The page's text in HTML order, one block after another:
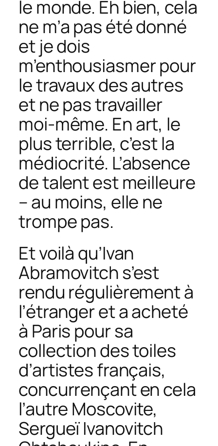
le monde. Eh bien, cela
ne m’a pas été donné
et je dois
m’enthousiasmer pour
le travaux des autres
et ne pas travailler
moi-même. En art, le
plus terrible, c’est la
médiocrité. L’absence
de talent est meilleure
– au moins, elle ne
trompe pas.
Et voilà qu’Ivan
Abramovitch s’est
rendu régulièrement à
l’étranger et a acheté
à Paris pour sa
collection des toiles
d’artistes français,
concurrençant en cela
l’autre Moscovite,
Sergueï Ivanovitch